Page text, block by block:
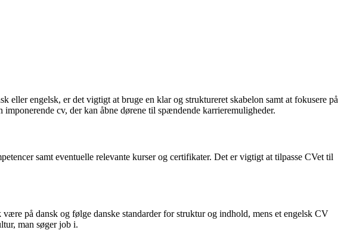
engelsk, er det vigtigt at bruge en klar og struktureret skabelon samt at fokusere på
cv, der kan åbne dørene til spændende karrieremuligheder.
samt eventuelle relevante kurser og certifikater. Det er vigtigt at tilpasse CVet til
på dansk og følge danske standarder for struktur og indhold, mens et engelsk CV
man søger job i.